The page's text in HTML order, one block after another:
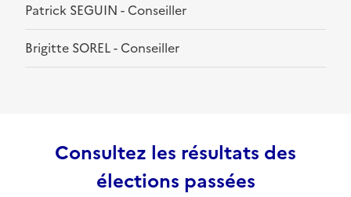
Patrick SEGUIN - Conseiller
Brigitte SOREL - Conseiller
Consultez les résultats des
élections passées